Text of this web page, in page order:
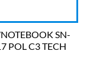
SN-
POL C3 TECH